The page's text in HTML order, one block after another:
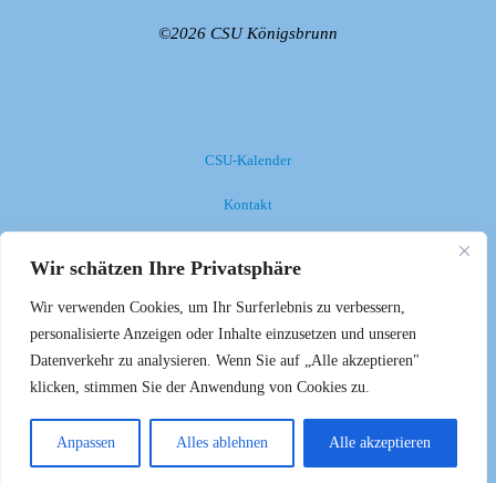
Wir schätzen Ihre Privatsphäre
Wir verwenden Cookies, um Ihr Surferlebnis zu verbessern,
personalisierte Anzeigen oder Inhalte einzusetzen und unseren
Datenverkehr zu analysieren. Wenn Sie auf „Alle akzeptieren"
klicken, stimmen Sie der Anwendung von Cookies zu.
Anpassen Alles ablehnen Alle akzeptieren
©2026 CSU Königsbrunn
CSU-Kalender
Kontakt
Anmelden